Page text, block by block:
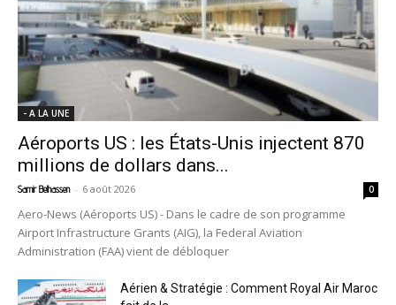
- A LA UNE
Aéroports US : les États-Unis injectent 870
millions de dollars dans...
Samir Belhassen - 6 août 2026 0
Aero-News (Aéroports US) - Dans le cadre de son programme
Airport Infrastructure Grants (AIG), la Federal Aviation
Administration (FAA) vient de débloquer
Aérien & Stratégie : Comment Royal Air Maroc